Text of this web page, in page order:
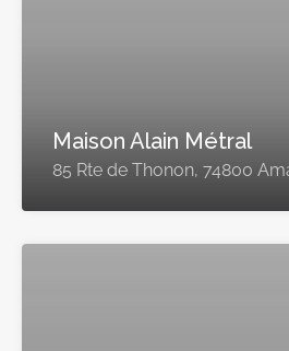
Maison Alain Métral
85 Rte de Thonon, 74800